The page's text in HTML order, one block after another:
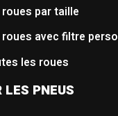
par taille
avec filtre
les roues
PNEUS